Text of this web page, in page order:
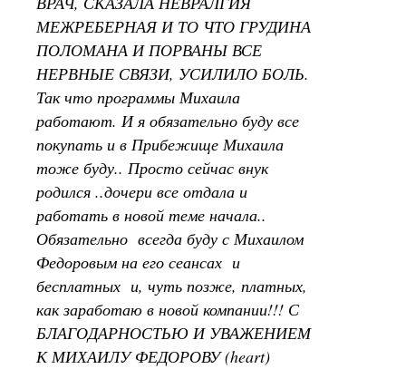
МЕЖРЕБЕРНАЯ И ТО ЧТО ГРУДИНА
ПОЛОМАНА И ПОРВАНЫ ВСЕ
НЕРВНЫЕ СВЯЗИ, УСИЛИЛО БОЛЬ.
Так что программы Михаила
работают. И я обязательно буду все
покупать и в Прибежище Михаила
тоже буду.. Просто сейчас внук
родился ..дочери все отдала и
работать в новой теме начала..
Обязательно всегда буду с Михаилом
Федоровым на его сеансах и
бесплатных и, чуть позже, платных,
как заработаю в новой компании!!! С
БЛАГОДАРНОСТЬЮ И УВАЖЕНИЕМ
К МИХАИЛУ ФЕДОРОВУ (heart)